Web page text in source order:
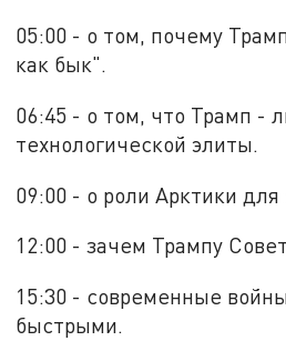
05:00 - о том, почему
как бык".
06:45 - о том, что Трамп -
технологической элиты.
09:00 - о роли Арктики
12:00 - зачем Трампу
15:30 - современные
быстрыми.